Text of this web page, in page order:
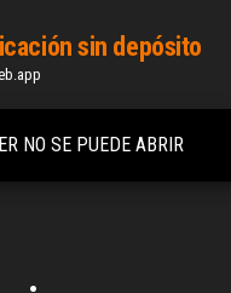
sin depósito
NO SE PUEDE ABRIR